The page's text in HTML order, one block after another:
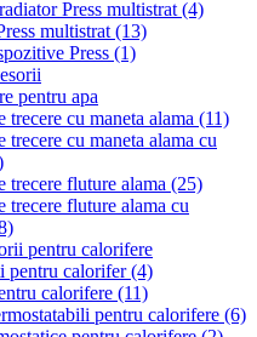
Press multistrat (4)
multistrat (13)
Press (1)
pentru apa
trecere cu maneta alama (11)
trecere cu maneta alama cu
trecere fluture alama (25)
trecere fluture alama cu
pentru calorifere
pentru calorifer(4)
calorifere (11)
pentru calorifere (6)